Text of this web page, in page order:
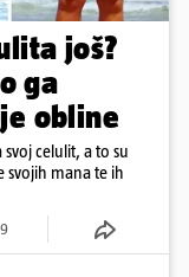
još?
ga
obline
celulit, a to su
svojih mana te ih
9